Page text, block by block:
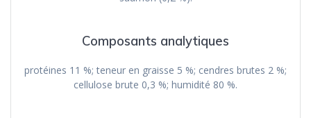
Composants analytiques
protéines 11 %; teneur en graisse 5 %; cendres brutes 2 %;
cellulose brute 0,3 %; humidité 80 %.